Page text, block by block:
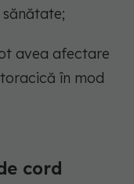
avea afectare
în mod
cord